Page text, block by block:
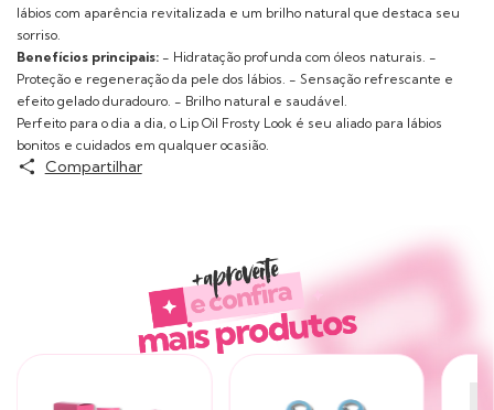
lábios com aparência revitalizada e um brilho natural que destaca seu
sorriso.
Benefícios principais: - Hidratação profunda com óleos naturais. -
Proteção e regeneração da pele dos lábios. - Sensação refrescante e
efeito gelado duradouro. - Brilho natural e saudável.
Perfeito para o dia a dia, o Lip Oil Frosty Look é seu aliado para lábios
bonitos e cuidados em qualquer ocasião.
Compartilhar
Produtos similares